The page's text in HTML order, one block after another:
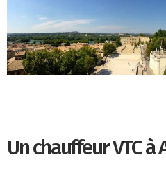
Un chauffeur VTC à